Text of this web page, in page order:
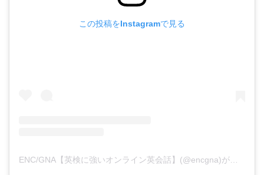
この投稿をInstagramで見る